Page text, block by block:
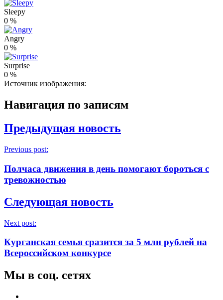
Sleepy
0 %
Angry
0 %
Surprise
0 %
Источник изображения:
Навигация по записям
Предыдущая новость
Previous post:
Полчаса движения в день помогают бороться с
тревожностью
Следующая новость
Next post:
Курганская семья сразится за 5 млн рублей на
Всероссийском конкурсе
Мы в соц. сетях